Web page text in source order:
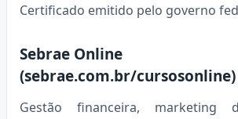
Certificado emitido pelo governo
Sebrae Online
(sebrae.com.br/cursosonline)
Gestão financeira, marketing